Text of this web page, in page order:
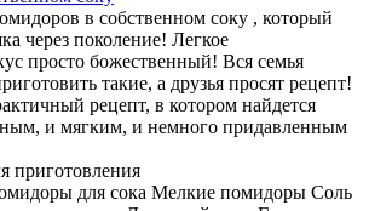
в собственном соку , который
через поколение! Легкое
просто божественный! Вся семья
такие, а друзья просят рецепт!
рецепт, в котором найдется
и мягким, и немного придавленным
приготовления
для сока Мелкие помидоры Соль